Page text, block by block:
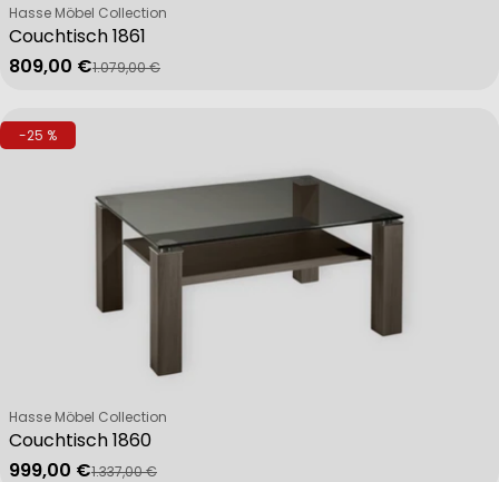
Couchtisch 1861
Verkäufer:
Hasse Möbel Collection
Verkaufspreis
809,00 €
Regulärer Preis
1.079,00 €
-25 %
Couchtisch 1860
Verkäufer:
Hasse Möbel Collection
Verkaufspreis
999,00 €
Regulärer Preis
1.337,00 €